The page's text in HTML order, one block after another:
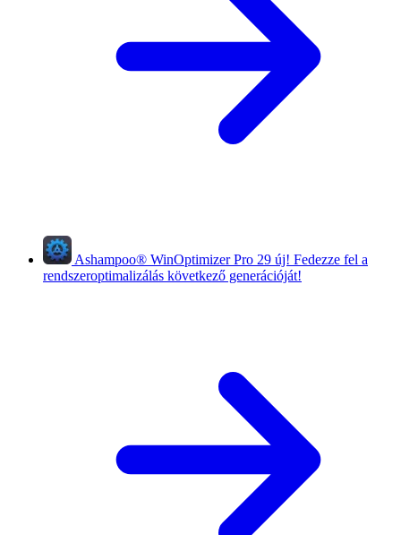
Ashampoo® WinOptimizer Pro 29 új! Fedezze fel a
rendszeroptimalizálás következő generációját!